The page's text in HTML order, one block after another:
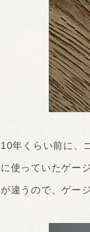
10年くらい前に、
に使っていたゲー
が違うので、ゲー